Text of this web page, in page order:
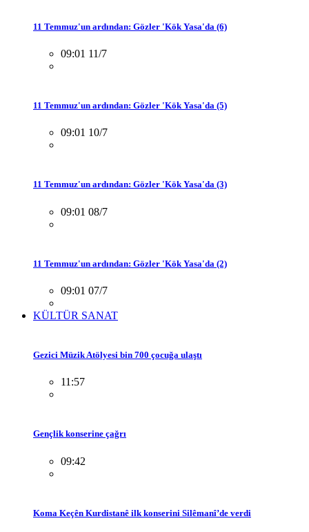
11 Temmuz'un ardından: Gözler 'Kök Yasa'da (6)
09:01 11/7
11 Temmuz'un ardından: Gözler 'Kök Yasa'da (5)
09:01 10/7
11 Temmuz'un ardından: Gözler 'Kök Yasa'da (3)
09:01 08/7
11 Temmuz'un ardından: Gözler 'Kök Yasa'da (2)
09:01 07/7
KÜLTÜR SANAT
Gezici Müzik Atölyesi bin 700 çocuğa ulaştı
11:57
Gençlik konserine çağrı
09:42
Koma Keçên Kurdistanê ilk konserini Silêmanî’de verdi